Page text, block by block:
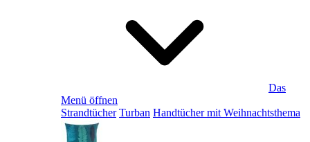
Das
Menü öffnen
Strandtücher Turban Handtücher mit Weihnachtsthema